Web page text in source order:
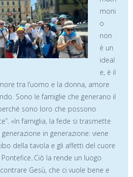
moni
o
non
è un
ideal
e, è il
tra l’uomo e la donna, amore
Sono le famiglie che generano il
sono loro che possono
«In famiglia, la fede si trasmette
in generazione: viene
della tavola e gli affetti del cuore
la rende un luogo
Gesù, che ci vuole bene e